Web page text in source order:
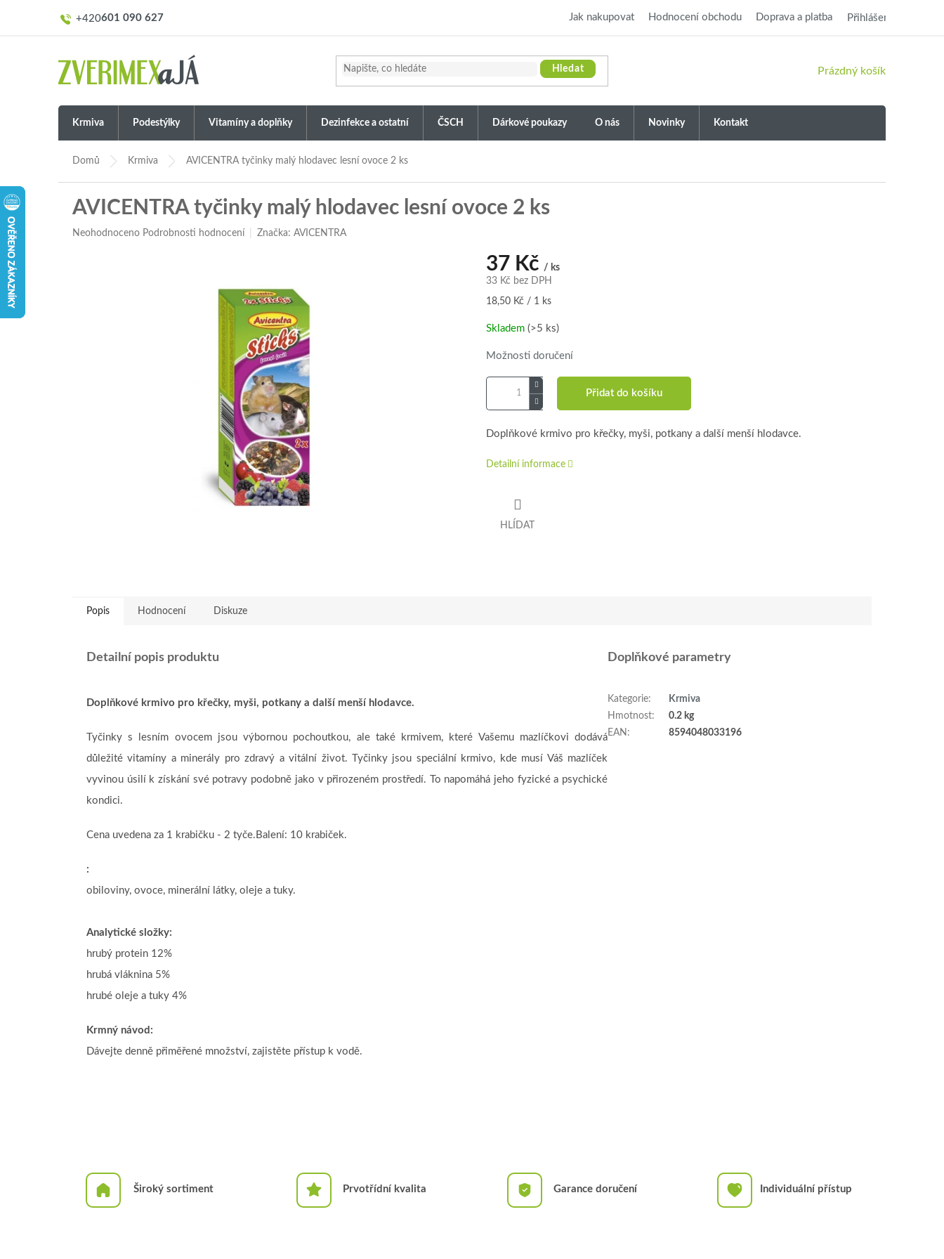
601 090 627 Jak nakupovat Hodnocení obchodu Doprava a platba Přihlášení
Hledat
NÁKUPNÍ
Prázdný košík
Krmiva Podestýlky Vitamíny a doplňky Dezinfekce a ostatní ČSCH Dárkové poukazy O nás Novinky Kontakt
Domů Krmiva AVICENTRA tyčinky malý hlodavec lesní ovoce 2 ks
AVICENTRA tyčinky malý hlodavec lesní ovoce 2 ks
Průměrné
Neohodnoceno Podrobnosti hodnocení Značka:AVICENTRA
37 Kč / ks
33 Kč bez DPH
Měrná
18,50 Kč / 1 ks
Skladem (>5 ks)
Možnosti doručení
Přidat do košíku
Doplňkové krmivo pro křečky, myši, potkany a další menší hlodavce.
Detailní informace
HLÍDAT
Popis Hodnocení Diskuze
Detailní popis produktu
Doplňkové krmivo pro křečky, myši, potkany a další menší hlodavce.
Tyčinky s lesním ovocem jsou výbornou pochoutkou, ale také krmivem, které Vašemu mazlíčkovi dodává
důležité vitamíny a minerály pro zdravý a vitální život. Tyčinky jsou speciální krmivo, kde musí Váš mazlíček
vyvinou úsilí k získání své potravy podobně jako v přirozeném prostředí. To napomáhá jeho fyzické a psychické
kondici.
Cena uvedena za 1 krabičku - 2 tyče.Balení: 10 krabiček.
:
obiloviny, ovoce, minerální látky, oleje a tuky.
Analytické složky:
hrubý protein 12%
hrubá vláknina 5%
hrubé oleje a tuky 4%
Krmný návod :
Dávejte denně přiměřené množství, zajistěte přístup k vodě.
Doplňkové parametry
Kategorie:
Krmiva
Hmotnost:
0.2 kg
EAN : 8594048033196
Široký sortiment Prvotřídní kvalita Garance doručení Individuální přístup